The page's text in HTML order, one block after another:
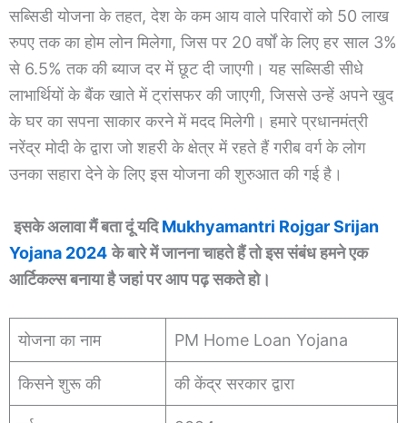
सब्सिडी योजना के तहत, देश के कम आय वाले परिवारों को 50 लाख
रुपए तक का होम लोन मिलेगा, जिस पर 20 वर्षों के लिए हर साल 3%
से 6.5% तक की ब्याज दर में छूट दी जाएगी। यह सब्सिडी सीधे
लाभार्थियों के बैंक खाते में ट्रांसफर की जाएगी, जिससे उन्हें अपने खुद
के घर का सपना साकार करने में मदद मिलेगी। हमारे प्रधानमंत्री
नरेंद्र मोदी के द्वारा जो शहरी के क्षेत्र में रहते हैं गरीब वर्ग के लोग
उनका सहारा देने के लिए इस योजना की शुरुआत की गई है।
इसके अलावा मैं बता दूं यदिMukhyamantri Rojgar Srijan
Yojana 2024 के बारे में जानना चाहते हैं तो इस संबंध हमने एक
आर्टिकल्स बनाया है जहां पर आप पढ़ सकते हो।
योजना का नाम PM Home Loan Yojana
किसने शुरू की की केंद्र सरकार द्वारा